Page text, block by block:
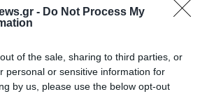
- Do Not Process My
of the sale, sharing to third parties, or
personal or sensitive information for
by us, please use the below opt-out